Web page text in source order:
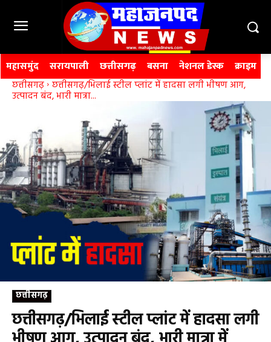
महासमुंद सरायपाली छत्तीसगढ़ बसना नेशनल डेस्क क्राइम
छत्तीसगढ़ छत्तीसगढ़/भिलाई स्टील प्लांट में हादसा लगी भीषण आग,
उत्पादन बंद, भारी मात्रा...
छत्तीसगढ़
छत्तीसगढ़/भिलाई स्टील प्लांट में हादसा लगी